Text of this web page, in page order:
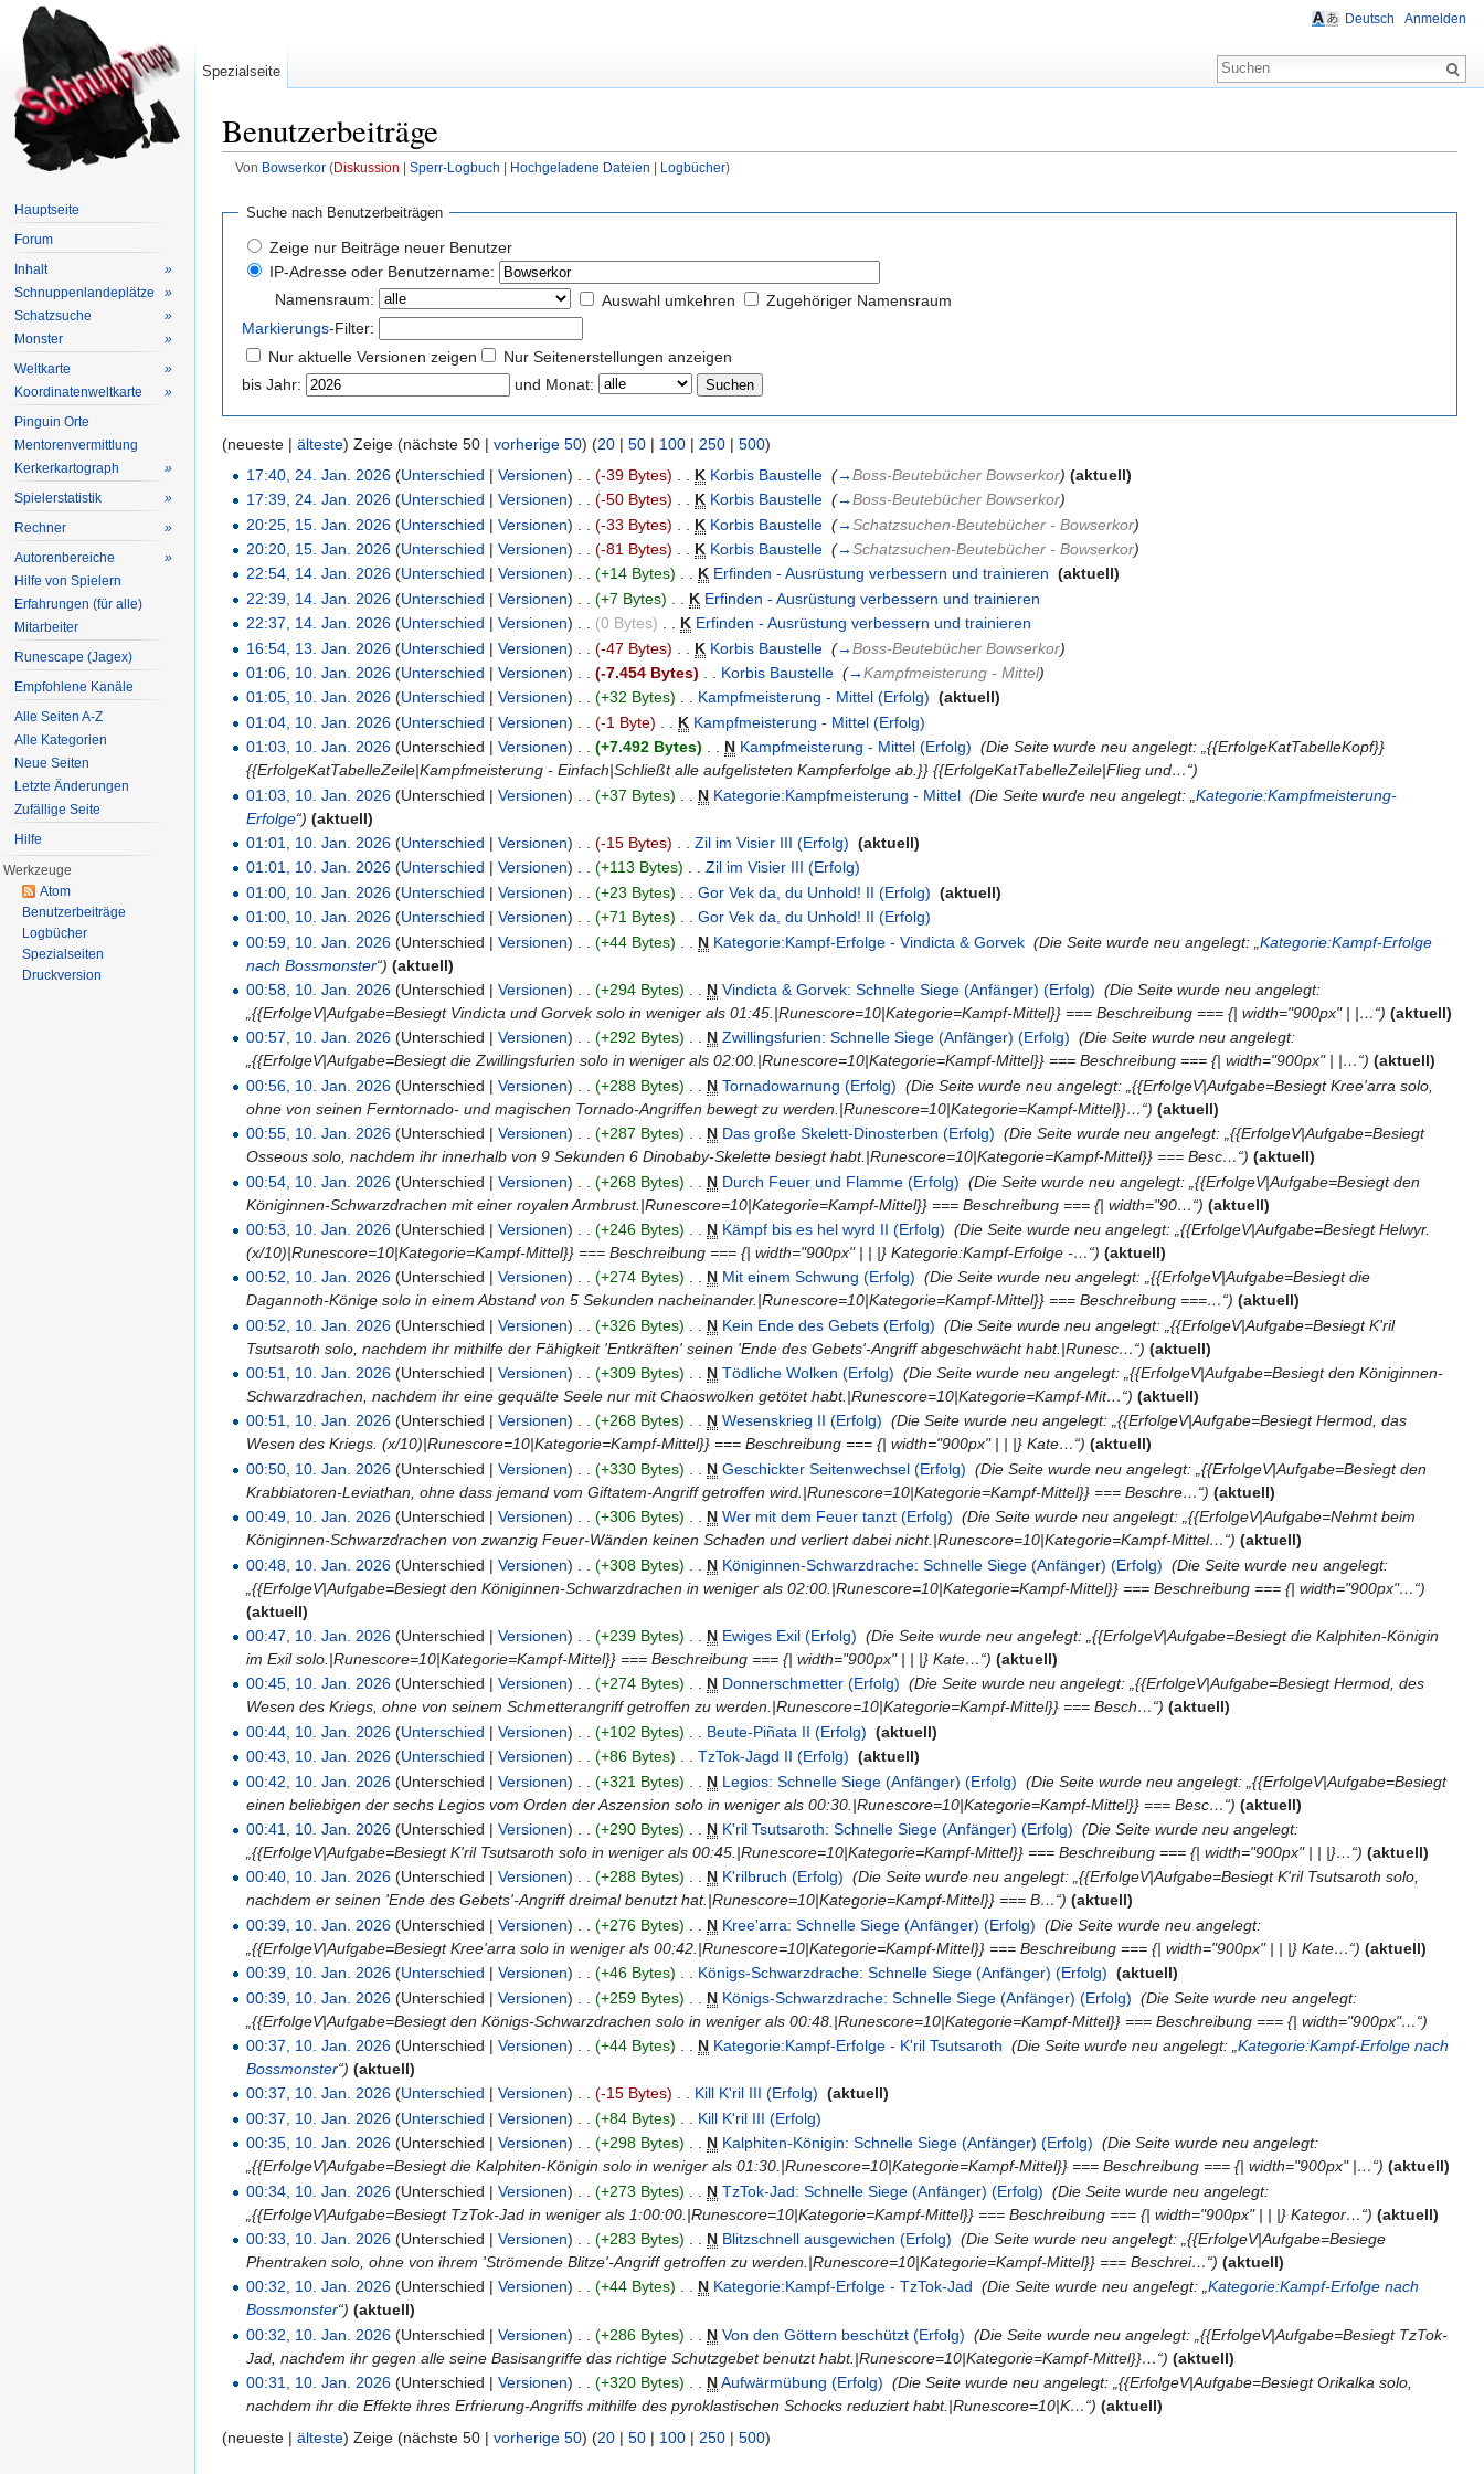
Benutzerbeiträge
Von Bowserkor(Diskussion Sperr-Logbuch Hochgeladene Dateien Logbücher)
Suche nach Benutzerbeiträgen
Zeige nur Beiträge neuer Benutzer
IP-Adresse oder Benutzername:
Namensraum:
Auswahl umkehren
Zugehöriger Namensraum
Markierungs-Filter:
Nur aktuelle Versionen zeigen
Nur Seitenerstellungen anzeigen
bis Jahr:
und Monat:
(neueste | älteste) Zeige (nächste 50 | vorherige 50) (20 | 50 | 100 | 250 | 500)
17:40, 24. Jan. 2026 (Unterschied |Versionen) (-39 Bytes) K Korbis Baustelle ‎(→Boss-Beutebücher Bowserkor) (aktuell)
17:39, 24. Jan. 2026 (Unterschied |Versionen) . . (-50 Bytes) . . K Korbis Baustelle ‎(→Boss-Beutebücher Bowserkor)
20:25, 15. Jan. 2026 (Unterschied |Versionen) (-33 Bytes) K Korbis Baustelle ‎(→Schatzsuchen-Beutebücher - Bowserkor)
20:20, 15. Jan. 2026 (Unterschied |Versionen) (-81 Bytes) K Korbis Baustelle ‎(→Schatzsuchen-Beutebücher - Bowserkor)
22:54, 14. Jan. 2026 (Unterschied |Versionen) . . (+14 Bytes) . . K Erfinden - Ausrüstung verbessern und trainieren ‎(aktuell)
22:39, 14. Jan. 2026 (Unterschied |Versionen) (+7 Bytes) K Erfinden - Ausrüstung verbessern und trainieren
22:37, 14. Jan. 2026 (Unterschied |Versionen) . . (0 Bytes) . . K Erfinden - Ausrüstung verbessern und trainieren
16:54, 13. Jan. 2026 (Unterschied |Versionen) (-47 Bytes) K Korbis Baustelle ‎(→Boss-Beutebücher Bowserkor)
01:06, 10. Jan. 2026 (Unterschied |Versionen) (-7.454 Bytes) Korbis Baustelle ‎(→Kampfmeisterung - Mittel)
01:05, 10. Jan. 2026 (Unterschied |Versionen) . . (+32 Bytes) . . Kampfmeisterung - Mittel (Erfolg) ‎(aktuell)
01:04, 10. Jan. 2026 (Unterschied |Versionen) (-1 Byte) K Kampfmeisterung - Mittel (Erfolg)
01:03, 10. Jan. 2026 (Unterschied |Versionen) . . (+7.492 Bytes) . . N Kampfmeisterung - Mittel (Erfolg) ‎(Die Seite wurde neu angelegt: „{{ErfolgeKatTabelleKopf}}
{{ErfolgeKatTabelleZeile|Kampfmeisterung - Einfach|Schließt alle aufgelisteten Kampferfolge ab.}} {{ErfolgeKatTabelleZeile|Flieg und…“)
01:03, 10. Jan. 2026 (Unterschied |Versionen) (+37 Bytes) N Kategorie:Kampfmeisterung - Mittel ‎(Die Seite wurde neu angelegt: „Kategorie:Kampfmeisterung-
Erfolge“) (aktuell)
01:01, 10. Jan. 2026 (Unterschied |Versionen) (-15 Bytes) Zil im Visier III (Erfolg) ‎(aktuell)
01:01, 10. Jan. 2026 (Unterschied |Versionen) . . (+113 Bytes) . . Zil im Visier III (Erfolg)
01:00, 10. Jan. 2026 (Unterschied |Versionen) (+23 Bytes) Gor Vek da, du Unhold! II (Erfolg) ‎(aktuell)
01:00, 10. Jan. 2026 (Unterschied |Versionen) (+71 Bytes) Gor Vek da, du Unhold! II (Erfolg)
00:59, 10. Jan. 2026 (Unterschied |Versionen) (+44 Bytes) N Kategorie:Kampf-Erfolge - Vindicta & Gorvek ‎(Die Seite wurde neu angelegt: „Kategorie:Kampf-Erfolge
nach Bossmonster“) (aktuell)
00:58, 10. Jan. 2026 (Unterschied |Versionen) (+294 Bytes) N Vindicta & Gorvek: Schnelle Siege (Anfänger) (Erfolg) ‎(Die Seite wurde neu angelegt:
„{{ErfolgeV|Aufgabe=Besiegt Vindicta und Gorvek solo in weniger als 01:45.|Runescore=10|Kategorie=Kampf-Mittel}} === Beschreibung === {| width="900px" | |…“) (aktuell)
00:57, 10. Jan. 2026 (Unterschied |Versionen) . . (+292 Bytes) . . N Zwillingsfurien: Schnelle Siege (Anfänger) (Erfolg) ‎(Die Seite wurde neu angelegt:
„{{ErfolgeV|Aufgabe=Besiegt die Zwillingsfurien solo in weniger als 02:00.|Runescore=10|Kategorie=Kampf-Mittel}} === Beschreibung === {| width="900px" | |…“) (aktuell)
00:56, 10. Jan. 2026 (Unterschied |Versionen) (+288 Bytes) N Tornadowarnung (Erfolg) ‎(Die Seite wurde neu angelegt: „{{ErfolgeV|Aufgabe=Besiegt Kree'arra solo,
ohne von seinen Ferntornado- und magischen Tornado-Angriffen bewegt zu werden.|Runescore=10|Kategorie=Kampf-Mittel}}…“) (aktuell)
00:55, 10. Jan. 2026 (Unterschied |Versionen) (+287 Bytes) N Das große Skelett-Dinosterben (Erfolg) ‎(Die Seite wurde neu angelegt: „{{ErfolgeV|Aufgabe=Besiegt
Osseous solo, nachdem ihr innerhalb von 9 Sekunden 6 Dinobaby-Skelette besiegt habt.|Runescore=10|Kategorie=Kampf-Mittel}} === Besc…“) (aktuell)
00:54, 10. Jan. 2026 (Unterschied |Versionen) (+268 Bytes) N Durch Feuer und Flamme (Erfolg) ‎(Die Seite wurde neu angelegt: „{{ErfolgeV|Aufgabe=Besiegt den
Königinnen-Schwarzdrachen mit einer royalen Armbrust.|Runescore=10|Kategorie=Kampf-Mittel}} === Beschreibung === {| width="90…“) (aktuell)
00:53, 10. Jan. 2026 (Unterschied |Versionen) (+246 Bytes) N Kämpf bis es hel wyrd II (Erfolg) ‎(Die Seite wurde neu angelegt: „{{ErfolgeV|Aufgabe=Besiegt Helwyr.
(x/10)|Runescore=10|Kategorie=Kampf-Mittel}} === Beschreibung === {| width="900px" | | |} Kategorie:Kampf-Erfolge -…“) (aktuell)
00:52, 10. Jan. 2026 (Unterschied |Versionen) . . (+274 Bytes) . . N Mit einem Schwung (Erfolg) ‎(Die Seite wurde neu angelegt: „{{ErfolgeV|Aufgabe=Besiegt die
Dagannoth-Könige solo in einem Abstand von 5 Sekunden nacheinander.|Runescore=10|Kategorie=Kampf-Mittel}} === Beschreibung ===…“) (aktuell)
00:52, 10. Jan. 2026 (Unterschied |Versionen) (+326 Bytes) N Kein Ende des Gebets (Erfolg) ‎(Die Seite wurde neu angelegt: „{{ErfolgeV|Aufgabe=Besiegt K'ril
Tsutsaroth solo, nachdem ihr mithilfe der Fähigkeit 'Entkräften' seinen 'Ende des Gebets'-Angriff abgeschwächt habt.|Runesc…“) (aktuell)
00:51, 10. Jan. 2026 (Unterschied |Versionen) (+309 Bytes) N Tödliche Wolken (Erfolg) ‎(Die Seite wurde neu angelegt: „{{ErfolgeV|Aufgabe=Besiegt den Königinnen-
Schwarzdrachen, nachdem ihr eine gequälte Seele nur mit Chaoswolken getötet habt.|Runescore=10|Kategorie=Kampf-Mit…“) (aktuell)
00:51, 10. Jan. 2026 (Unterschied |Versionen) . . (+268 Bytes) . . N Wesenskrieg II (Erfolg) ‎(Die Seite wurde neu angelegt: „{{ErfolgeV|Aufgabe=Besiegt Hermod, das
Wesen des Kriegs. (x/10)|Runescore=10|Kategorie=Kampf-Mittel}} === Beschreibung === {| width="900px" | | |} Kate…“) (aktuell)
00:50, 10. Jan. 2026 (Unterschied |Versionen) (+330 Bytes) N Geschickter Seitenwechsel (Erfolg) ‎(Die Seite wurde neu angelegt: „{{ErfolgeV|Aufgabe=Besiegt den
Krabbiatoren-Leviathan, ohne dass jemand vom Giftatem-Angriff getroffen wird.|Runescore=10|Kategorie=Kampf-Mittel}} === Beschre…“) (aktuell)
00:49, 10. Jan. 2026 (Unterschied |Versionen) . . (+306 Bytes) . . N Wer mit dem Feuer tanzt (Erfolg) ‎(Die Seite wurde neu angelegt: „{{ErfolgeV|Aufgabe=Nehmt beim
Königinnen-Schwarzdrachen von zwanzig Feuer-Wänden keinen Schaden und verliert dabei nicht.|Runescore=10|Kategorie=Kampf-Mittel…“) (aktuell)
00:48, 10. Jan. 2026 (Unterschied |Versionen) (+308 Bytes) N Königinnen-Schwarzdrache: Schnelle Siege (Anfänger) (Erfolg) ‎(Die Seite wurde neu angelegt:
„{{ErfolgeV|Aufgabe=Besiegt den Königinnen-Schwarzdrachen in weniger als 02:00.|Runescore=10|Kategorie=Kampf-Mittel}} === Beschreibung === {| width="900px"…“)
(aktuell)
00:47, 10. Jan. 2026 (Unterschied |Versionen) (+239 Bytes) N Ewiges Exil (Erfolg) ‎(Die Seite wurde neu angelegt: „{{ErfolgeV|Aufgabe=Besiegt die Kalphiten-Königin
im Exil solo.|Runescore=10|Kategorie=Kampf-Mittel}} === Beschreibung === {| width="900px" | | |} Kate…“) (aktuell)
00:45, 10. Jan. 2026 (Unterschied |Versionen) . . (+274 Bytes) . . N Donnerschmetter (Erfolg) ‎(Die Seite wurde neu angelegt: „{{ErfolgeV|Aufgabe=Besiegt Hermod, des
Wesen des Kriegs, ohne von seinem Schmetterangriff getroffen zu werden.|Runescore=10|Kategorie=Kampf-Mittel}} === Besch…“) (aktuell)
00:44, 10. Jan. 2026 (Unterschied |Versionen) (+102 Bytes) Beute-Piñata II (Erfolg) ‎(aktuell)
00:43, 10. Jan. 2026 (Unterschied |Versionen) . . (+86 Bytes) . . TzTok-Jagd II (Erfolg) ‎(aktuell)
00:42, 10. Jan. 2026 (Unterschied |Versionen) (+321 Bytes) N Legios: Schnelle Siege (Anfänger) (Erfolg) ‎(Die Seite wurde neu angelegt: „{{ErfolgeV|Aufgabe=Besiegt
einen beliebigen der sechs Legios vom Orden der Aszension solo in weniger als 00:30.|Runescore=10|Kategorie=Kampf-Mittel}} === Besc…“) (aktuell)
00:41, 10. Jan. 2026 (Unterschied |Versionen) (+290 Bytes) N K'ril Tsutsaroth: Schnelle Siege (Anfänger) (Erfolg) ‎(Die Seite wurde neu angelegt:
„{{ErfolgeV|Aufgabe=Besiegt K'ril Tsutsaroth solo in weniger als 00:45.|Runescore=10|Kategorie=Kampf-Mittel}} === Beschreibung === {| width="900px" | | |}…“) (aktuell)
00:40, 10. Jan. 2026 (Unterschied |Versionen) . . (+288 Bytes) . . N K'rilbruch (Erfolg) ‎(Die Seite wurde neu angelegt: „{{ErfolgeV|Aufgabe=Besiegt K'ril Tsutsaroth solo,
nachdem er seinen 'Ende des Gebets'-Angriff dreimal benutzt hat.|Runescore=10|Kategorie=Kampf-Mittel}} === B…“) (aktuell)
00:39, 10. Jan. 2026 (Unterschied |Versionen) (+276 Bytes) N Kree'arra: Schnelle Siege (Anfänger) (Erfolg) ‎(Die Seite wurde neu angelegt:
„{{ErfolgeV|Aufgabe=Besiegt Kree'arra solo in weniger als 00:42.|Runescore=10|Kategorie=Kampf-Mittel}} === Beschreibung === {| width="900px" | | |} Kate…“) (aktuell)
00:39, 10. Jan. 2026 (Unterschied |Versionen) (+46 Bytes) Königs-Schwarzdrache: Schnelle Siege (Anfänger) (Erfolg) ‎(aktuell)
00:39, 10. Jan. 2026 (Unterschied |Versionen) (+259 Bytes) N Königs-Schwarzdrache: Schnelle Siege (Anfänger) (Erfolg) ‎(Die Seite wurde neu angelegt:
„{{ErfolgeV|Aufgabe=Besiegt den Königs-Schwarzdrachen solo in weniger als 00:48.|Runescore=10|Kategorie=Kampf-Mittel}} === Beschreibung === {| width="900px"…“)
00:37, 10. Jan. 2026 (Unterschied |Versionen) (+44 Bytes) N Kategorie:Kampf-Erfolge - K'ril Tsutsaroth ‎(Die Seite wurde neu angelegt: „Kategorie:Kampf-Erfolge nach
Bossmonster“) (aktuell)
00:37, 10. Jan. 2026 (Unterschied |Versionen) . . (-15 Bytes) . . Kill K'ril III (Erfolg) ‎(aktuell)
00:37, 10. Jan. 2026 (Unterschied |Versionen) (+84 Bytes) Kill K'ril III (Erfolg)
00:35, 10. Jan. 2026 (Unterschied |Versionen) (+298 Bytes) N Kalphiten-Königin: Schnelle Siege (Anfänger) (Erfolg) ‎(Die Seite wurde neu angelegt:
„{{ErfolgeV|Aufgabe=Besiegt die Kalphiten-Königin solo in weniger als 01:30.|Runescore=10|Kategorie=Kampf-Mittel}} === Beschreibung === {| width="900px" |…“) (aktuell)
00:34, 10. Jan. 2026 (Unterschied |Versionen) (+273 Bytes) N TzTok-Jad: Schnelle Siege (Anfänger) (Erfolg) ‎(Die Seite wurde neu angelegt:
„{{ErfolgeV|Aufgabe=Besiegt TzTok-Jad in weniger als 1:00:00.|Runescore=10|Kategorie=Kampf-Mittel}} === Beschreibung === {| width="900px" | | |} Kategor…“) (aktuell)
00:33, 10. Jan. 2026 (Unterschied |Versionen) (+283 Bytes) N Blitzschnell ausgewichen (Erfolg) ‎(Die Seite wurde neu angelegt: „{{ErfolgeV|Aufgabe=Besiege
Phentraken solo, ohne von ihrem 'Strömende Blitze'-Angriff getroffen zu werden.|Runescore=10|Kategorie=Kampf-Mittel}} === Beschrei…“) (aktuell)
00:32, 10. Jan. 2026 (Unterschied |Versionen) . . (+44 Bytes) . . N Kategorie:Kampf-Erfolge - TzTok-Jad ‎(Die Seite wurde neu angelegt: „Kategorie:Kampf-Erfolge nach
Bossmonster“) (aktuell)
00:32, 10. Jan. 2026 (Unterschied |Versionen) (+286 Bytes) N Von den Göttern beschützt (Erfolg) ‎(Die Seite wurde neu angelegt: „{{ErfolgeV|Aufgabe=Besiegt TzTok-
Jad, nachdem ihr gegen alle seine Basisangriffe das richtige Schutzgebet benutzt habt.|Runescore=10|Kategorie=Kampf-Mittel}}…“) (aktuell)
00:31, 10. Jan. 2026 (Unterschied |Versionen) (+320 Bytes) N Aufwärmübung (Erfolg) ‎(Die Seite wurde neu angelegt: „{{ErfolgeV|Aufgabe=Besiegt Orikalka solo,
nachdem ihr die Effekte ihres Erfrierung-Angriffs mithilfe des pyroklastischen Schocks reduziert habt.|Runescore=10|K…“) (aktuell)
(neueste | älteste) Zeige (nächste 50 | vorherige 50) (20 | 50 | 100 | 250 | 500)
Deutsch Anmelden
Spezialseite
Hauptseite
Forum
Inhalt
»
Schnuppenlandeplätze
»
Schatzsuche
»
Monster
»
Weltkarte
»
Koordinatenweltkarte
»
Pinguin Orte
Mentorenvermittlung
Kerkerkartograph
»
Spielerstatistik
»
Rechner
»
Autorenbereiche
»
Hilfe von Spielern
Erfahrungen (für alle)
Mitarbeiter
Runescape (Jagex)
Empfohlene Kanäle
Alle Seiten A-Z
Alle Kategorien
Neue Seiten
Letzte Änderungen
Zufällige Seite
Hilfe
Werkzeuge
Atom
Benutzerbeiträge
Logbücher
Spezialseiten
Druckversion